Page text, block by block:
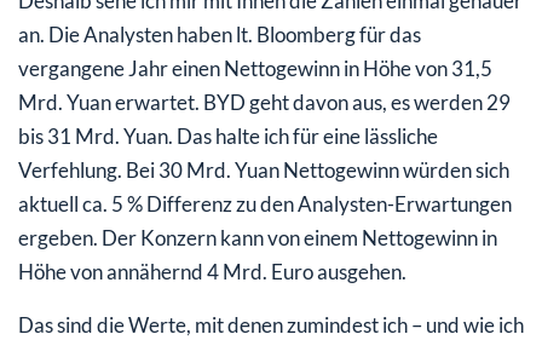
an. Die Analysten haben lt. Bloomberg für das
vergangene Jahr einen Nettogewinn in Höhe von 31,5
Mrd. Yuan erwartet. BYD geht davon aus, es werden 29
bis 31 Mrd. Yuan. Das halte ich für eine lässliche
Verfehlung. Bei 30 Mrd. Yuan Nettogewinn würden sich
aktuell ca. 5 % Differenz zu den Analysten-Erwartungen
ergeben. Der Konzern kann von einem Nettogewinn in
Höhe von annähernd 4 Mrd. Euro ausgehen.
Das sind die Werte, mit denen zumindest ich – und wie ich